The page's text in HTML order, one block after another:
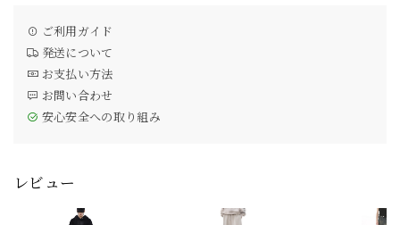
ご利用ガイド
発送について
お支払い方法
お問い合わせ
安心安全への取り組み
レビュー